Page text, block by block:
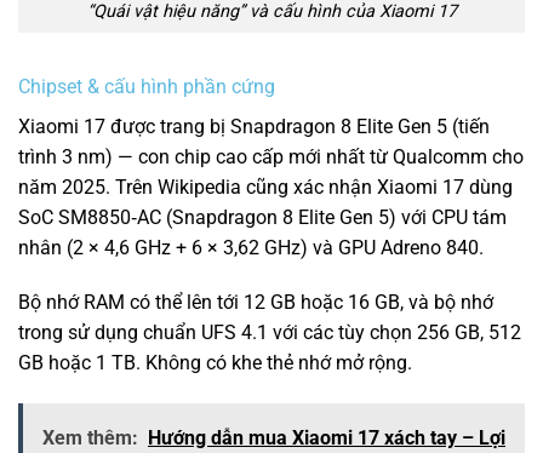
“Quái vật hiệu năng” và cấu hình của Xiaomi 17
Chipset & cấu hình phần cứng
Xiaomi 17 được trang bị Snapdragon 8 Elite Gen 5 (tiến
trình 3 nm) — con chip cao cấp mới nhất từ Qualcomm cho
năm 2025. Trên Wikipedia cũng xác nhận Xiaomi 17 dùng
SoC SM8850‑AC (Snapdragon 8 Elite Gen 5) với CPU tám
nhân (2 × 4,6 GHz + 6 × 3,62 GHz) và GPU Adreno 840.
Bộ nhớ RAM có thể lên tới 12 GB hoặc 16 GB, và bộ nhớ
trong sử dụng chuẩn UFS 4.1 với các tùy chọn 256 GB, 512
GB hoặc 1 TB. Không có khe thẻ nhớ mở rộng.
Xem thêm:
Hướng dẫn mua Xiaomi 17 xách tay – Lợi